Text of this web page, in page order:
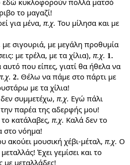
εδώ κυκλοφορούν πολλά ματσό
το μαγαζί!
για μένα, π.χ. Του μίλησα και με
σιγουριά, με μεγάλη προθυμία
με τρέλα, με τα χίλια), π.χ. 1.
που είπες, γιατί θα ήθελα να
2. Θέλω να πάμε στο πάρτι με
με τα χίλια!
συμμετέχω, π.χ. Εγώ πάλι
παρέα της αδερφής μου!
κατάλαβες, π.χ. Καλά δεν το
στο νόημα!
ακούει μουσική χέβι-μέταλ, π.χ. Ο
Έχει γεμίσει και το
με μεταλλάδες!